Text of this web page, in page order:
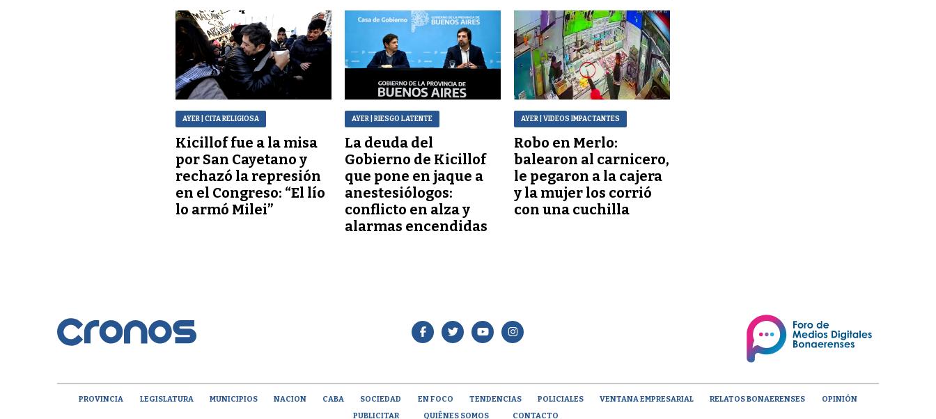
AYER | CITA RELIGIOSA
Kicillof fue a la misa
por San Cayetano y
rechazó la represión
en el Congreso: “El lío
lo armó Milei”
AYER | RIESGO LATENTE
La deuda del
Gobierno de Kicillof
que pone en jaque a
anestesiólogos:
conflicto en alza y
alarmas encendidas
AYER | VIDEOS IMPACTANTES
Robo en Merlo:
balearon al carnicero,
le pegaron a la cajera
y la mujer los corrió
con una cuchilla
PROVINCIA LEGISLATURA MUNICIPIOS NACION CABA SOCIEDAD EN FOCO TENDENCIAS POLICIALES VENTANA EMPRESARIAL RELATOS BONAERENSES
OPINIÓN
PUBLICITAR
QUIÉNES SOMOS CONTACTO